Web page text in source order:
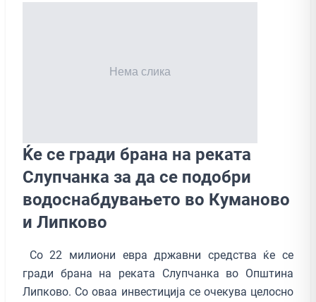
Ќе се гради брана на реката
Слупчанка за да се подобри
водоснабдувањето во Куманово
и Липково
Со 22 милиони евра државни средства ќе се
гради брана на реката Слупчанка во Општина
Липково. Со оваа инвестиција се очекува целосно